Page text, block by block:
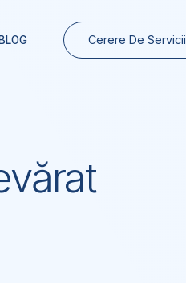
Cerere De Servicii